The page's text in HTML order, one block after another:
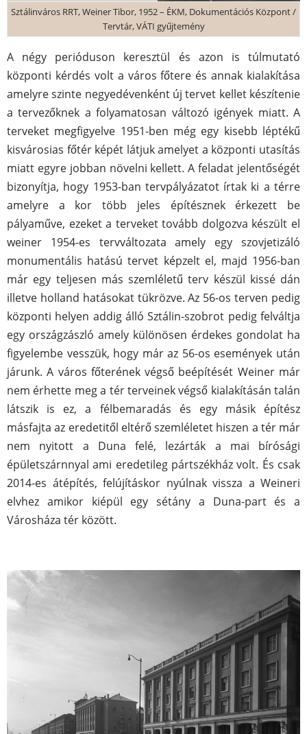
Sztálinváros RRT, Weiner Tibor, 1952 – ÉKM, Dokumentációs Központ /
Tervtár, VÁTI gyűjtemény
A négy perióduson keresztül és azon is túlmutató
központi kérdés volt a város főtere és annak kialakítása
amelyre szinte negyedévenként új tervet kellet készítenie
a tervezőknek a folyamatosan változó igények miatt. A
terveket megfigyelve 1951-ben még egy kisebb léptékű
kisvárosias főtér képét látjuk amelyet a központi utasítás
miatt egyre jobban növelni kellett. A feladat jelentőségét
bizonyítja, hogy 1953-ban tervpályázatot írtak ki a térre
amelyre a kor több jeles építésznek érkezett be
pályaműve, ezeket a terveket tovább dolgozva készült el
weiner 1954-es tervváltozata amely egy szovjetizáló
monumentális hatású tervet képzelt el, majd 1956-ban
már egy teljesen más szemléletű terv készül kissé dán
illetve holland hatásokat tükrözve. Az 56-os terven pedig
központi helyen addig álló Sztálin-szobrot pedig felváltja
egy országzászló amely különösen érdekes gondolat ha
figyelembe vesszük, hogy már az 56-os események után
járunk. A város főterének végső beépítését Weiner már
nem érhette meg a tér terveinek végső kialakításán talán
látszik is ez, a félbemaradás és egy másik építész
másfajta az eredetitől eltérő szemléletet hiszen a tér már
nem nyitott a Duna felé, lezárták a mai bírósági
épületszárnnyal ami eredetileg pártszékház volt. És csak
2014-es átépítés, felújításkor nyúlnak vissza a Weineri
elvhez amikor kiépül egy sétány a Duna-part és a
Városháza tér között.